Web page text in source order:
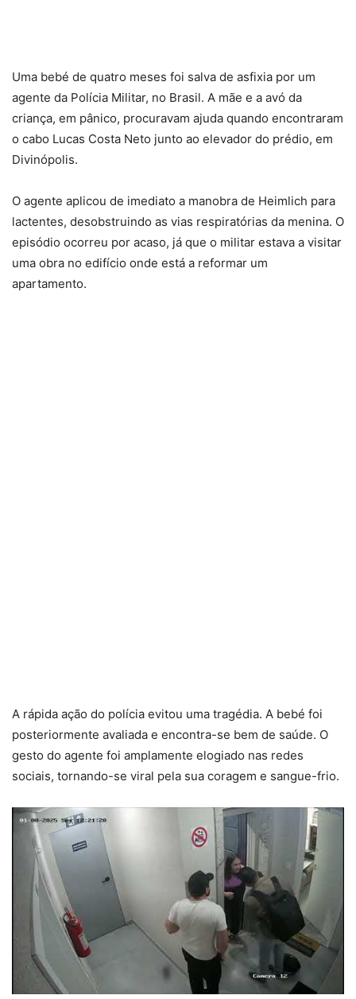
Uma bebé de quatro meses foi salva de asfixia por um
agente da Polícia Militar, no Brasil. A mãe e a avó da
criança, em pânico, procuravam ajuda quando encontraram
o cabo Lucas Costa Neto junto ao elevador do prédio, em
Divinópolis.
O agente aplicou de imediato a manobra de Heimlich para
lactentes, desobstruindo as vias respiratórias da menina. O
episódio ocorreu por acaso, já que o militar estava a visitar
uma obra no edifício onde está a reformar um
apartamento.
A rápida ação do polícia evitou uma tragédia. A bebé foi
posteriormente avaliada e encontra-se bem de saúde. O
gesto do agente foi amplamente elogiado nas redes
sociais, tornando-se viral pela sua coragem e sangue-frio.